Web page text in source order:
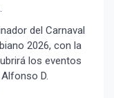
del Carnaval
2026, con la
los eventos
D.